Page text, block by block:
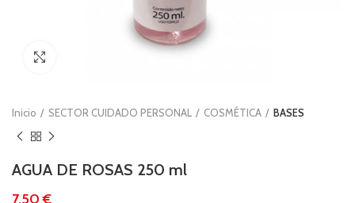
Inicio SECTOR CUIDADO PERSONAL COSMÉTICA BASES
AGUA DE ROSAS 250 ml
€